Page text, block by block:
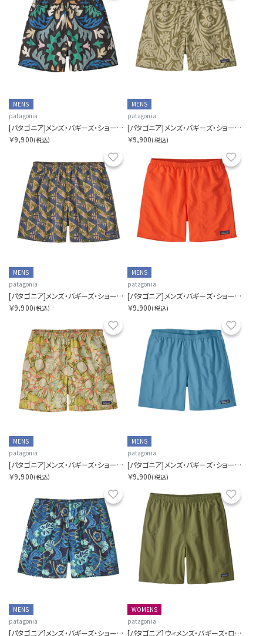
MENS
patagonia
[パタゴニア]メンズ・バギーズ・ショーツ ５インチ
￥9,900(税込)
MENS
patagonia
[パタゴニア]メンズ・バギーズ・ショーツ ５インチ
￥9,900(税込)
お気に入り
MENS
patagonia
[パタゴニア]メンズ・バギーズ・ショーツ ５インチ
￥9,900(税込)
MENS
patagonia
[パタゴニア]メンズ・バギーズ・ショーツ ５インチ
￥9,900(税込)
お気に入り
MENS
patagonia
[パタゴニア]メンズ・バギーズ・ショーツ ５インチ
￥9,900(税込)
MENS
patagonia
[パタゴニア]メンズ・バギーズ・ショーツ ５インチ
￥9,900(税込)
お気に入り
MENS
patagonia
[パタゴニア]メンズ・バギーズ・ショーツ ５インチ
WOMENS
patagonia
[パタゴニア]ウィメンズ・バギーズ・ロング